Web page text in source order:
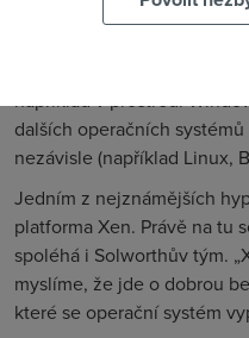
například v prostředí
dalších operačních
nezávisle (například Linux,
Jedním z nejznámějších
platforma Xen. Právě na tu
spoléhá i Solworthův tým.
myslíme, že jde o dobrou
které se operační systém